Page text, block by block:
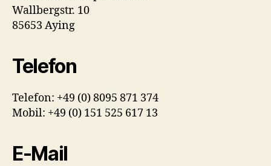
Wallbergstr. 10
85653 Aying
Telefon
Telefon: +49 (0) 8095 871 374
Mobil: +49 (0) 151 525 617 13
E-Mail